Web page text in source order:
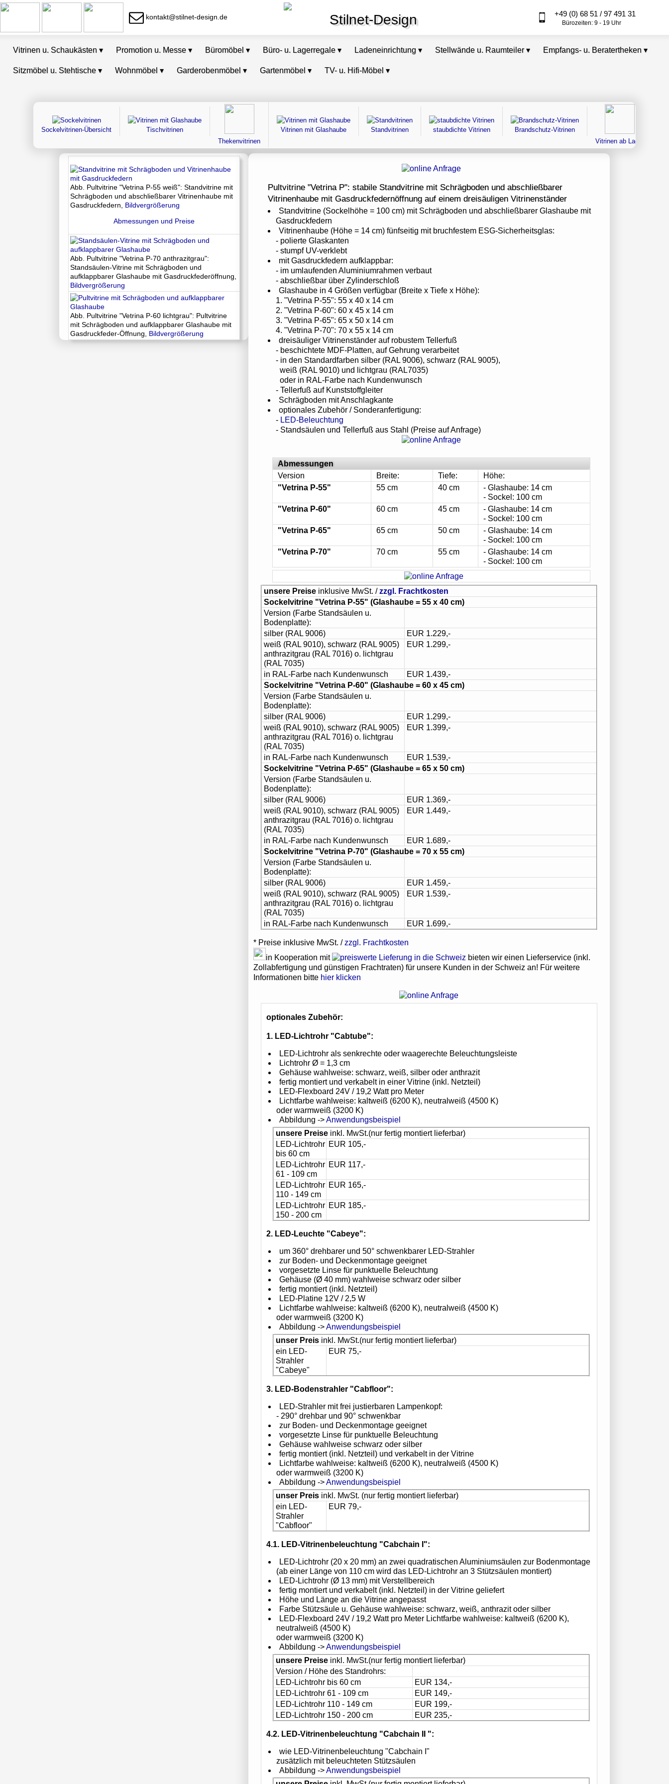
kontakt@stilnet-design.de Stilnet-Design +49 (0) 68 51 / 97 491 31
Bürozeiten: 9 - 19 Uhr
Sockelvitrinen-Übersicht
Tischvitrinen
Thekenvitrinen
Vitrinen mit Glashaube Standvitrinen staubdichte Vitrinen
Brandschutz-Vitrinen
Vitrinen ab Lager
Pultvitrine "Vetrina P": stabile Standvitrine mit Schrägboden und abschließbarer
Vitrinenhaube mit Gasdruckfedernöffnung auf einem dreisäuligen Vitrinenständer
Standvitrine (Sockelhöhe = 100 cm) mit Schrägboden und abschließbarer Glashaube mit
Gasdruckfedern
Vitrinenhaube (Höhe = 14 cm) fünfseitig mit bruchfestem ESG-Sicherheitsglas:
- polierte Glaskanten
- stumpf UV-verklebt
mit Gasdruckfedern aufklappbar:
- im umlaufenden Aluminiumrahmen verbaut
- abschließbar über Zylinderschloß
Glashaube in 4 Größen verfügbar (Breite x Tiefe x Höhe):
1. "Vetrina P-55": 55 x 40 x 14 cm
2. "Vetrina P-60": 60 x 45 x 14 cm
3. "Vetrina P-65": 65 x 50 x 14 cm
4. "Vetrina P-70": 70 x 55 x 14 cm
dreisäuliger Vitrinenständer auf robustem Tellerfuß
- beschichtete MDF-Platten, auf Gehrung verarbeitet
- in den Standardfarben silber (RAL 9006), schwarz (RAL 9005),
weiß (RAL 9010) und lichtgrau (RAL7035)
oder in RAL-Farbe nach Kundenwunsch
- Tellerfuß auf Kunststoffgleiter
Schrägboden mit Anschlagkante
optionales Zubehör / Sonderanfertigung:
- LED-Beleuchtung
- Standsäulen und Tellerfuß aus Stahl (Preise auf Anfrage)
Abmessungen
Version
Breite: Tiefe:
Höhe:
"Vetrina P-55"
55 cm 40 cm
- Glashaube: 14 cm
- Sockel: 100 cm
"Vetrina P-60"
60 cm 45 cm
- Glashaube: 14 cm
- Sockel: 100 cm
"Vetrina P-65"
65 cm 50 cm
- Glashaube: 14 cm
- Sockel: 100 cm
"Vetrina P-70"
70 cm 55 cm
- Glashaube: 14 cm
- Sockel: 100 cm
unsere Preiseinklusive MwSt. /zzgl. Frachtkosten
Sockelvitrine "Vetrina P-55" (Glashaube = 55 x 40 cm)
Version (Farbe Standsäulen u.
Bodenplatte):
silber (RAL 9006)
EUR 1.229,-
weiß (RAL 9010), schwarz (RAL 9005)
anthrazitgrau (RAL 7016) o. lichtgrau
(RAL 7035)
EUR 1.299,-
in RAL-Farbe nach Kundenwunsch
EUR 1.439,-
Sockelvitrine "Vetrina P-60" (Glashaube = 60 x 45 cm)
Version (Farbe Standsäulen u.
Bodenplatte):
silber (RAL 9006)
EUR 1.299,-
weiß (RAL 9010), schwarz (RAL 9005)
anthrazitgrau (RAL 7016) o. lichtgrau
(RAL 7035)
EUR 1.399,-
in RAL-Farbe nach Kundenwunsch
EUR 1.539,-
Sockelvitrine "Vetrina P-65" (Glashaube = 65 x 50 cm)
Version (Farbe Standsäulen u.
Bodenplatte):
silber (RAL 9006)
EUR 1.369,-
weiß (RAL 9010), schwarz (RAL 9005)
anthrazitgrau (RAL 7016) o. lichtgrau
(RAL 7035)
EUR 1.449,-
in RAL-Farbe nach Kundenwunsch
EUR 1.689,-
Sockelvitrine "Vetrina P-70" (Glashaube = 70 x 55 cm)
Version (Farbe Standsäulen u.
Bodenplatte):
silber (RAL 9006)
EUR 1.459,-
weiß (RAL 9010), schwarz (RAL 9005)
anthrazitgrau (RAL 7016) o. lichtgrau
(RAL 7035)
EUR 1.539,-
in RAL-Farbe nach Kundenwunsch EUR 1.699,-
* Preise inklusive MwSt. /zzgl. Frachtkosten
in Kooperation mit
bieten wir einen Lieferservice (inkl.
Zollabfertigung und günstigen Frachtraten) für unsere Kunden in der Schweiz an! Für weitere
Informationen bitte hier klicken
optionales Zubehör:
1. LED-Lichtrohr "Cabtube":
LED-Lichtrohr als senkrechte oder waagerechte Beleuchtungsleiste
Lichtrohr Ø = 1,3 cm
Gehäuse wahlweise: schwarz, weiß, silber oder anthrazit
fertig montiert und verkabelt in einer Vitrine (inkl. Netzteil)
LED-Flexboard 24V / 19,2 Watt pro Meter
Lichtfarbe wahlweise: kaltweiß (6200 K), neutralweiß (4500 K)
oder warmweiß (3200 K)
Abbildung ->Anwendungsbeispiel
unsere Preise inkl. MwSt.(nur fertig montiert lieferbar)
LED-Lichtrohr
bis 60 cm
EUR 105,-
LED-Lichtrohr
61 - 109 cm
EUR 117,-
LED-Lichtrohr
110 - 149 cm
EUR 165,-
LED-Lichtrohr
150 - 200 cm
EUR 185,-
2. LED-Leuchte "Cabeye":
um 360° drehbarer und 50° schwenkbarer LED-Strahler
zur Boden- und Deckenmontage geeignet
vorgesetzte Linse für punktuelle Beleuchtung
Gehäuse (Ø 40 mm) wahlweise schwarz oder silber
fertig montiert (inkl. Netzteil)
LED-Platine 12V / 2,5 W
Lichtfarbe wahlweise: kaltweiß (6200 K), neutralweiß (4500 K)
oder warmweiß (3200 K)
Abbildung ->Anwendungsbeispiel
unser Preis inkl. MwSt.(nur fertig montiert lieferbar)
ein LED-
Strahler
"Cabeye"
EUR 75,-
3. LED-Bodenstrahler "Cabfloor":
LED-Strahler mit frei justierbaren Lampenkopf:
- 290° drehbar und 90° schwenkbar
zur Boden- und Deckenmontage geeignet
vorgesetzte Linse für punktuelle Beleuchtung
Gehäuse wahlweise schwarz oder silber
fertig montiert (inkl. Netzteil) und verkabelt in der Vitrine
Lichtfarbe wahlweise: kaltweiß (6200 K), neutralweiß (4500 K)
oder warmweiß (3200 K)
Abbildung ->Anwendungsbeispiel
unser Preis inkl. MwSt. (nur fertig montiert lieferbar)
ein LED-
Strahler
"Cabfloor"
EUR 79,-
4.1. LED-Vitrinenbeleuchtung "Cabchain I":
LED-Lichtrohr (20 x 20 mm) an zwei quadratischen Aluminiumsäulen zur Bodenmontage
(ab einer Länge von 110 cm wird das LED-Lichtrohr an 3 Stützsäulen montiert)
LED-Lichtrohr (Ø 13 mm) mit Verstellbereich
fertig montiert und verkabelt (inkl. Netzteil) in der Vitrine geliefert
Höhe und Länge an die Vitrine angepasst
Farbe Stützsäule u. Gehäuse wahlweise: schwarz, weiß, anthrazit oder silber
LED-Flexboard 24V / 19,2 Watt pro Meter Lichtfarbe wahlweise: kaltweiß (6200 K),
neutralweiß (4500 K)
oder warmweiß (3200 K)
Abbildung ->Anwendungsbeispiel
unsere Preise inkl. MwSt.(nur fertig montiert lieferbar)
Version / Höhe des Standrohrs:
LED-Lichtrohr bis 60 cm
EUR 134,-
LED-Lichtrohr 61 - 109 cm
EUR 149,-
LED-Lichtrohr 110 - 149 cm
EUR 199,-
LED-Lichtrohr 150 - 200 cm
EUR 235,-
4.2. LED-Vitrinenbeleuchtung "Cabchain II ":
wie LED-Vitrinenbeleuchtung "Cabchain I"
zusätzlich mit beleuchteten Stützsäulen
Abbildung ->Anwendungsbeispiel
Abb. Pultvitrine "Vetrina P-55 weiß": Standvitrine mit
Schrägboden und abschließbarer Vitrinenhaube mit
Gasdruckfedern, Bildvergrößerung
Abmessungen und Preise
Abb. Pultvitrine "Vetrina P-70 anthrazitgrau":
Standsäulen-Vitrine mit Schrägboden und
aufklappbarer Glashaube mit Gasdruckfederöffnung,
Bildvergrößerung
Abb. Pultvitrine "Vetrina P-60 lichtgrau": Pultvitrine
mit Schrägboden und aufklappbarer Glashaube mit
Gasdruckfeder-Öffnung, Bildvergrößerung
Vitrinen u. Schaukästen ▾ Promotion u. Messe ▾ Büromöbel ▾ Büro- u. Lagerregale ▾ Ladeneinrichtung ▾ Stellwände u. Raumteiler▾ Empfangs- u. Beratertheken ▾
Sitzmöbel u. Stehtische ▾ Wohnmöbel ▾ Garderobenmöbel ▾ Gartenmöbel ▾ TV- u. Hifi-Möbel ▾